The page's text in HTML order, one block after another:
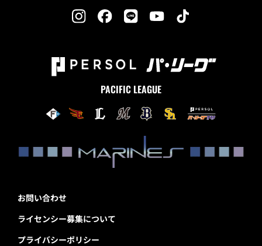
PACIFIC LEAGUE
お問い合わせ
ライセンシー募集について
プライバシーポリシー